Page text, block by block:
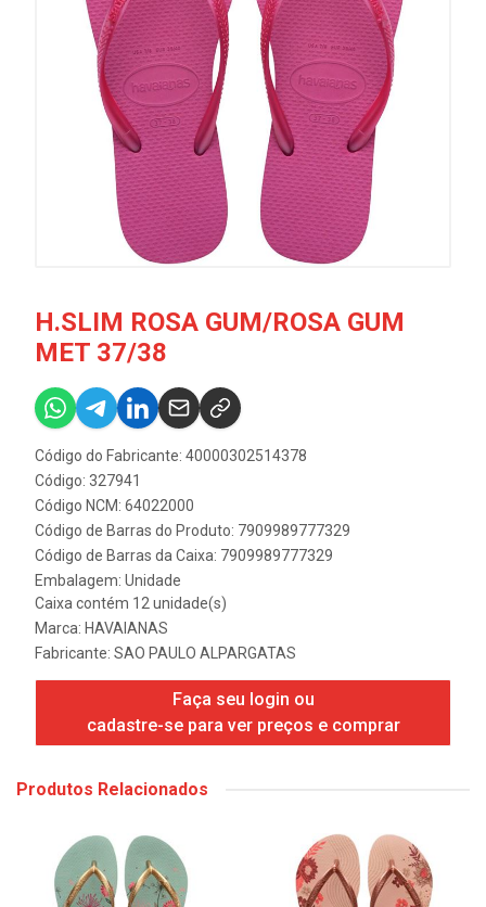
H.SLIM ROSA GUM/ROSA GUM
MET 37/38
Código do Fabricante: 40000302514378
Código: 327941
Código NCM: 64022000
Código de Barras do Produto: 7909989777329
Código de Barras da Caixa: 7909989777329
Embalagem: Unidade
Caixa contém 12 unidade(s)
Marca: HAVAIANAS
Fabricante: SAO PAULO ALPARGATAS
Faça seu login ou
cadastre-se para ver preços e comprar
Produtos Relacionados